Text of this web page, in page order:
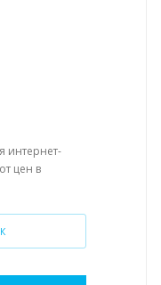
интернет-
цен в